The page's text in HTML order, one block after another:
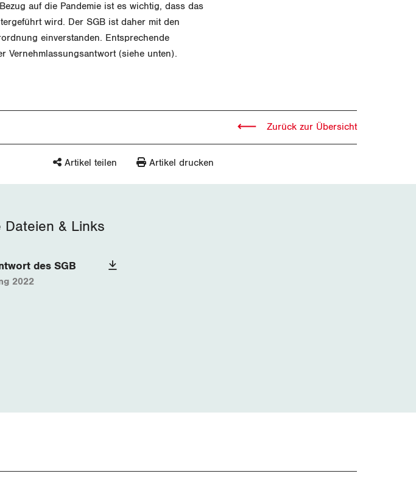
auf die Pandemie ist es wichtig, dass das
wird. Der SGB ist daher mit den
einverstanden. Entsprechende
Vernehmlassungsantwort (siehe unten).
Zurück zur Übersicht
Artikel teilen Artikel drucken
& Links
des SGB
2022